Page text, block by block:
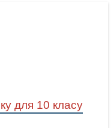
для 10 класу